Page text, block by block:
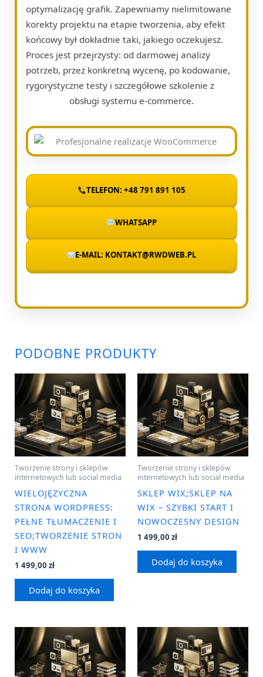
optymalizację grafik. Zapewniamy nielimitowane
korekty projektu na etapie tworzenia, aby efekt
końcowy był dokładnie taki, jakiego oczekujesz.
Proces jest przejrzysty: od darmowej analizy
potrzeb, przez konkretną wycenę, po kodowanie,
rygorystyczne testy i szczegółowe szkolenie z
obsługi systemu e-commerce.
TELEFON: +48 791 891 105
WHATSAPP
E-MAIL: KONTAKT@RWDWEB.PL
PODOBNE PRODUKTY
Tworzenie strony i sklepów
internetowych lub social media
WIELOJĘZYCZNA
STRONA WORDPRESS:
PEŁNE TŁUMACZENIE I
SEO;TWORZENIE STRON
I WWW
1 499,00 zł
Dodaj do koszyka
Tworzenie strony i sklepów
internetowych lub social media
SKLEP WIX;SKLEP NA
WIX – SZYBKI START I
NOWOCZESNY DESIGN
1 499,00 zł
Dodaj do koszyka